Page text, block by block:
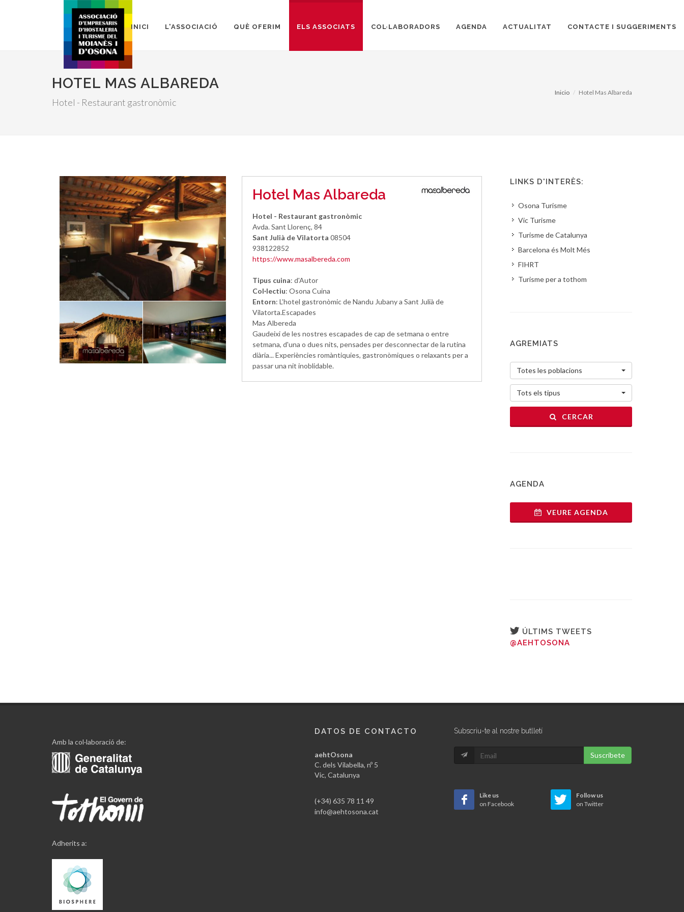
INICI L'ASSOCIACIÓ QUÈ OFERIM ELS ASSOCIATS COL·LABORADORS AGENDA ACTUALITAT CONTACTE I SUGGERIMENTS
HOTEL MAS ALBAREDA
Hotel - Restaurant gastronòmic
Inicio Hotel Mas Albareda
Hotel Mas Albareda
Hotel - Restaurant gastronòmic
Avda. Sant Llorenç, 84
Sant Julià de Vilatorta 08504
938122852
https://www.masalbereda.com
Tipus cuina: d'Autor
Col·lectiu: Osona Cuina
Entorn: L’hotel gastronòmic de Nandu Jubany a Sant Julià de
Vilatorta.Escapades
Mas Albereda
Gaudeixi de les nostres escapades de cap de setmana o entre
setmana, d'una o dues nits, pensades per desconnectar de la rutina
diària... Experiències romàntiquies, gastronòmiques o relaxants per a
passar una nit inoblidable.
LINKS D'INTERÈS:
Osona Turisme
Vic Turisme
Turisme de Catalunya
Barcelona és Molt Més
FIHRT
Turisme per a tothom
AGREMIATS
Totes les poblacions
Tots els tipus
CERCAR
AGENDA
VEURE AGENDA
ÚLTIMS TWEETS
@AEHTOSONA
Amb la col·laboració de:
Adherits a:
DATOS DE CONTACTO
aehtOsona
C. dels Vilabella, nº 5
Vic, Catalunya
(+34) 635 78 11 49
info@aehtosona.cat
Subscriu-te al nostre butlletí
Suscribete
Like us
on Facebook
Follow us
on Twitter